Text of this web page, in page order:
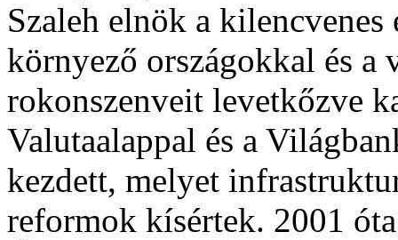
Szaleh elnök a
környező országokkal és
rokonszenveit levetkőzve
Valutaalappal és a
kezdett, melyet
reformok kísértek. 2001